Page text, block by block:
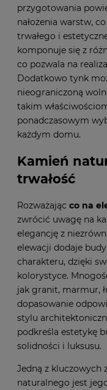
przygotowania
nałożenia warstw,
trwałego i
komponuje się z
co pozwala na
Dodatkowo tynk
nieograniczoną
takim
ponadczasowym
każdym domu.
Kamień
trwałość
Rozważając co na
zwrócić uwagę na
elegancję z
elewacji dodaje
charakteru, dzięki
kolorystyce.
jak granit, marmur,
dopasowanie
stylu
podkreśla estetykę
solidności i luksusu.
Jedną z kluczowych
naturalnego jest